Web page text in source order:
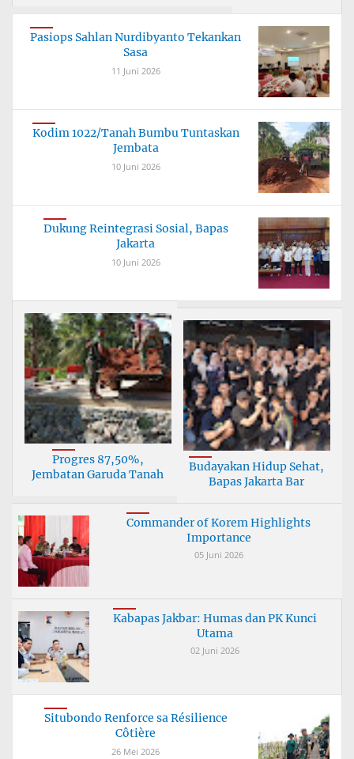
Pasiops Sahlan Nurdibyanto Tekankan
Sasa
11 Juni 2026
Kodim 1022/Tanah Bumbu Tuntaskan
Jembata
10 Juni 2026
Dukung Reintegrasi Sosial, Bapas
Jakarta
10 Juni 2026
Progres 87,50%,
Jembatan Garuda Tanah
Budayakan Hidup Sehat,
Bapas Jakarta Bar
Commander of Korem Highlights
Importance
05 Juni 2026
Kabapas Jakbar: Humas dan PK Kunci
Utama
02 Juni 2026
Situbondo Renforce sa Résilience
Côtière
26 Mei 2026